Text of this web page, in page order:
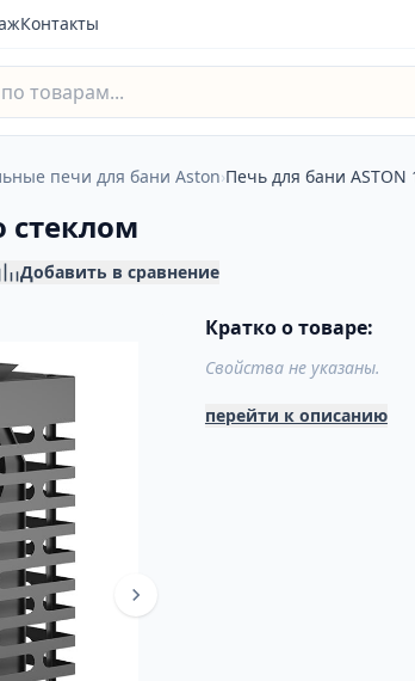
Контакты
печи для бани Aston›Печь для бани ASTON
стеклом
Добавить в сравнение
Кратко о товаре:
Свойства не указаны.
перейти к описанию